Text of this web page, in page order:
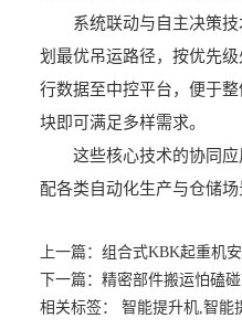
系统联动与自主决策技术
划最优吊运路径，按优先
行数据至中控平台，便于
块即可满足多样需求。
这些核心技术的协同应
配各类自动化生产与仓储场
上一篇： 组合式KBK起重机
下一篇： 精密部件搬运怕磕
相关标签： 智能提升机,智能